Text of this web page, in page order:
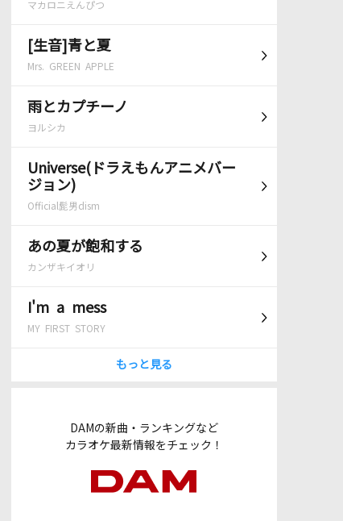
マカロニえんぴつ
[生音]青と夏
Mrs. GREEN APPLE
雨とカプチーノ
ヨルシカ
Universe(ドラえもんアニメバー
ジョン)
Official髭男dism
あの夏が飽和する
カンザキイオリ
I'm a mess
MY FIRST STORY
もっと見る
DAMの新曲・ランキングなど
カラオケ最新情報をチェック！